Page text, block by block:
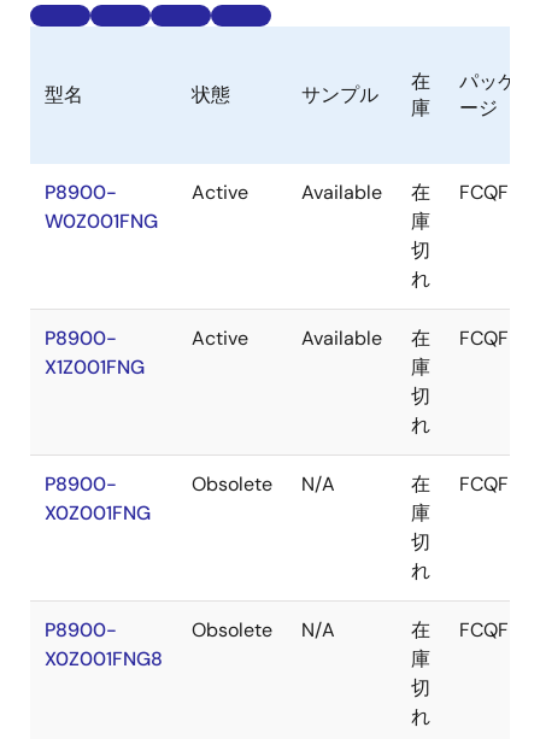
型名 状態 サンプル
在
庫
パッケ
ージ
P8900-
W0Z001FNG
Active Available
在
庫
切
れ
FCQFN
P8900-
X1Z001FNG
Active Available
在
庫
切
れ
FCQFN
P8900-
X0Z001FNG
Obsolete N/A
在
庫
切
れ
FCQFN
P8900-
X0Z001FNG8
Obsolete N/A
在
庫
切
れ
FCQFN